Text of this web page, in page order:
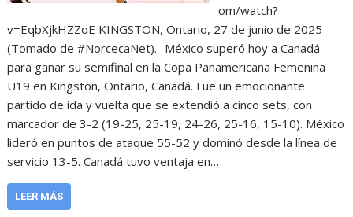
om/watch?
v=EqbXjkHZZoE KINGSTON, Ontario, 27 de junio de 2025
(Tomado de #NorcecaNet).- México superó hoy a Canadá
para ganar su semifinal en la Copa Panamericana Femenina
U19 en Kingston, Ontario, Canadá. Fue un emocionante
partido de ida y vuelta que se extendió a cinco sets, con
marcador de 3-2 (19-25, 25-19, 24-26, 25-16, 15-10). México
lideró en puntos de ataque 55-52 y dominó desde la línea de
servicio 13-5. Canadá tuvo ventaja en…
LEER MÁS